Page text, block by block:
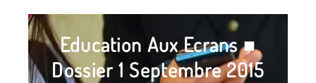
Education Aux Ecrans ■
Dossier 1 Septembre 2015